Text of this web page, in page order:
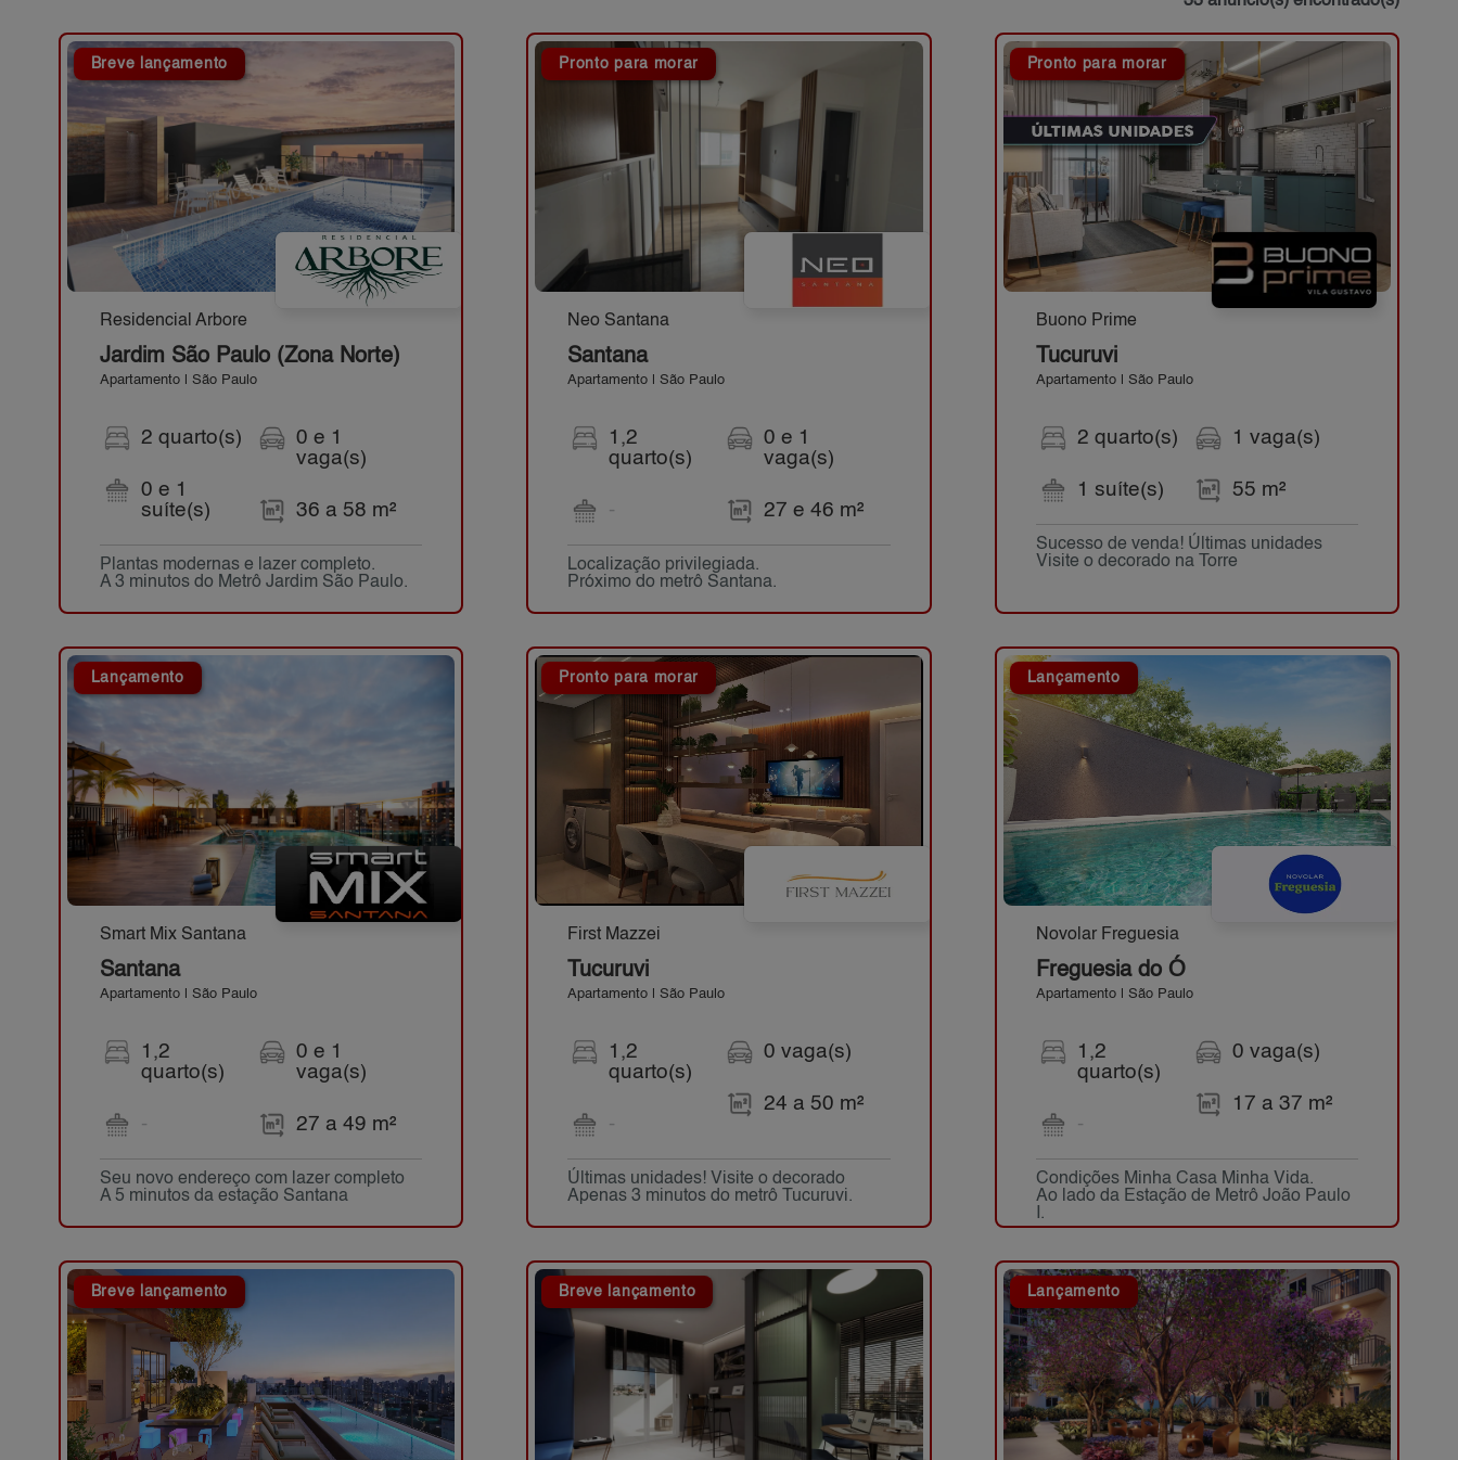
Breve lançamento
Residencial Arbore
Jardim São Paulo (Zona Norte)
Apartamento | São Paulo
2 quarto(s)
0 e 1
suíte(s)
0 e 1
vaga(s)
36 a 58 m²
Plantas modernas e lazer completo.
A 3 minutos do Metrô Jardim São Paulo.
Pronto para morar
Neo Santana
Santana
Apartamento | São Paulo
1,2
quarto(s)
-
0 e 1
vaga(s)
27 e 46 m²
Localização privilegiada.
Próximo do metrô Santana.
Pronto para morar
Buono Prime
Tucuruvi
Apartamento | São Paulo
2 quarto(s)
1 suíte(s)
1 vaga(s)
55 m²
Sucesso de venda! Últimas unidades
Visite o decorado na Torre
Lançamento
Smart Mix Santana
Santana
Apartamento | São Paulo
1,2
quarto(s)
-
0 e 1
vaga(s)
27 a 49 m²
Seu novo endereço com lazer completo
A 5 minutos da estação Santana
Pronto para morar
First Mazzei
Tucuruvi
Apartamento | São Paulo
1,2
quarto(s)
-
0 vaga(s)
24 a 50 m²
Últimas unidades! Visite o decorado
Apenas 3 minutos do metrô Tucuruvi.
Lançamento
Novolar Freguesia
Freguesia do Ó
Apartamento | São Paulo
1,2
quarto(s)
-
0 vaga(s)
17 a 37 m²
Condições Minha Casa Minha Vida.
Ao lado da Estação de Metrô João Paulo
I.
Breve lançamento Breve lançamento Lançamento